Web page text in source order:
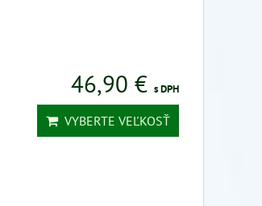
46,90 € s DPH
VYBERTE VEĽKOSŤ